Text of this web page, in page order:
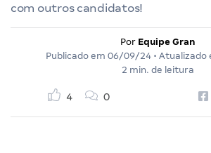
com outros candidatos!
Por Equipe Gran
Publicado em 06/09/24 • Atualizado
2 min. de leitura
4 0